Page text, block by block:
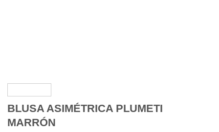
BLUSA ASIMÉTRICA PLUMETI
MARRÓN